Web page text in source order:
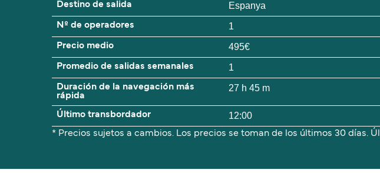
Destino de salida Espanya
Nº de operadores 1
Precio medio 495€
Promedio de salidas semanales 1
Duración de la navegación más
rápida
27 h 45 m
Último transbordador 12:00
* Precios sujetos a cambios. Los precios se toman de los últimos 30 días.